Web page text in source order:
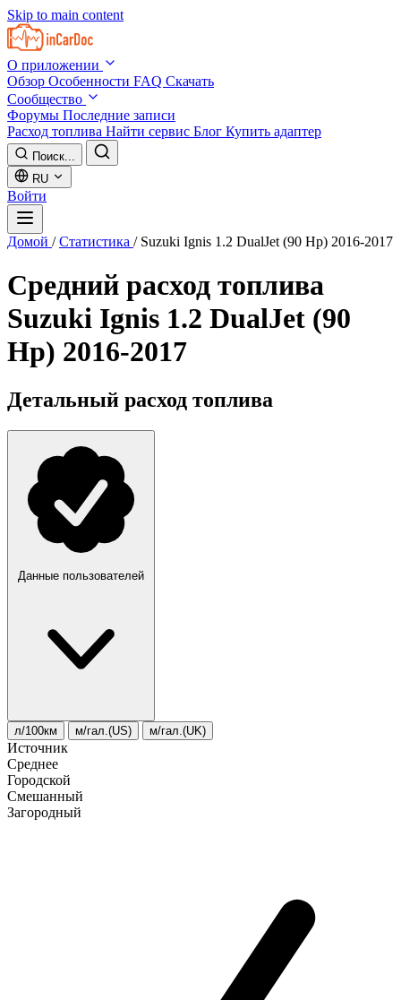
Skip to main content
О приложении
Обзор Особенности FAQ Скачать
Сообщество
Форумы Последние записи
Расход топлива Найти сервис Блог Купить адаптер
Поиск...
RU
Войти
Домой / Статистика / Suzuki Ignis 1.2 DualJet (90 Hp) 2016-2017
Средний расход топлива
Suzuki Ignis 1.2 DualJet (90
Hp) 2016-2017
Детальный расход топлива
Данные пользователей
л/100км м/гал.(US) м/гал.(UK)
Источник
Среднее
Городской
Смешанный
Загородный